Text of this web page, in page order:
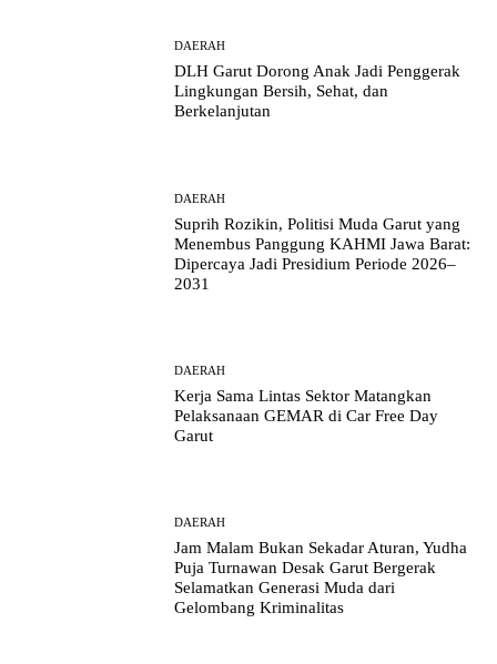
DAERAH
DLH Garut Dorong Anak Jadi Penggerak
Lingkungan Bersih, Sehat, dan
Berkelanjutan
DAERAH
Suprih Rozikin, Politisi Muda Garut yang
Menembus Panggung KAHMI Jawa Barat:
Dipercaya Jadi Presidium Periode 2026–
2031
DAERAH
Kerja Sama Lintas Sektor Matangkan
Pelaksanaan GEMAR di Car Free Day
Garut
DAERAH
Jam Malam Bukan Sekadar Aturan, Yudha
Puja Turnawan Desak Garut Bergerak
Selamatkan Generasi Muda dari
Gelombang Kriminalitas